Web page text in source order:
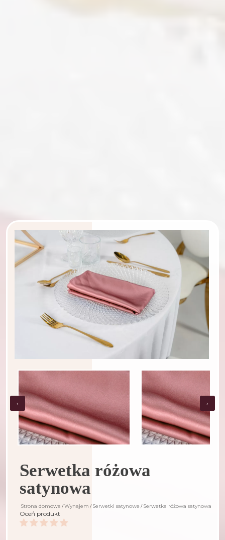
‹ ›
Serwetka różowa
satynowa
Strona domowa Wynajem Serwetki satynowe Serwetka różowa satynowa
Oceń produkt